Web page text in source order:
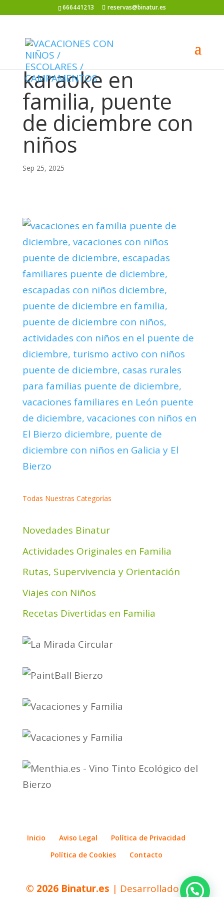
666441213 reservas@binatur.es
karaoke en
familia, puente
de diciembre con
niños
Sep 25, 2025
Todas Nuestras Categorías
Novedades Binatur
Actividades Originales en Familia
Rutas, Supervivencia y Orientación
Viajes con Niños
Recetas Divertidas en Familia
Inicio Aviso Legal
Política de Privacidad
Política de Cookies
Contacto
© 2026 Binatur.es | Desarrollado por